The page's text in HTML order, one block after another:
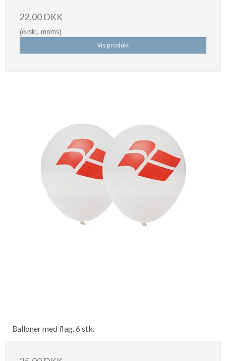
22,00 DKK
(ekskl. moms)
Vis produkt
Balloner med flag. 6 stk.